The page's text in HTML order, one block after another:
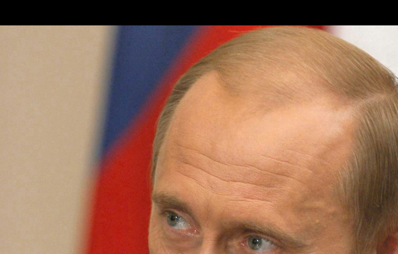
Informationsstelle/Wiki Commons des russischen Präsidenten